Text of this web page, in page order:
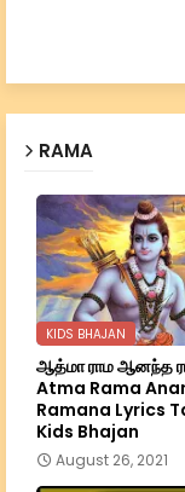
RAMA
KIDS BHAJAN
ஆத்மா ராம ஆனந்த
Atma Rama
Ramana Lyrics
Kids Bhajan
August 26, 2021